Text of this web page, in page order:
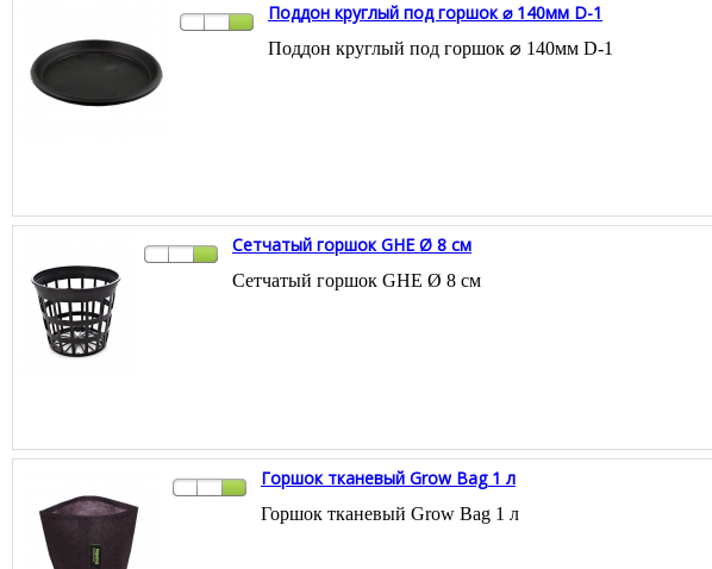
Поддон круглый под горшок ⌀ 140мм D-1
Поддон круглый под горшок ⌀ 140мм D-1
Сетчатый горшок GHE Ø 8 см
Сетчатый горшок GHE Ø 8 см
Горшок тканевый Grow Bag 1 л
Горшок тканевый Grow Bag 1 л